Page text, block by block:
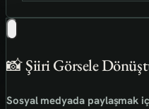
📸 Şiiri Görsele
Sosyal medyada paylaşmak